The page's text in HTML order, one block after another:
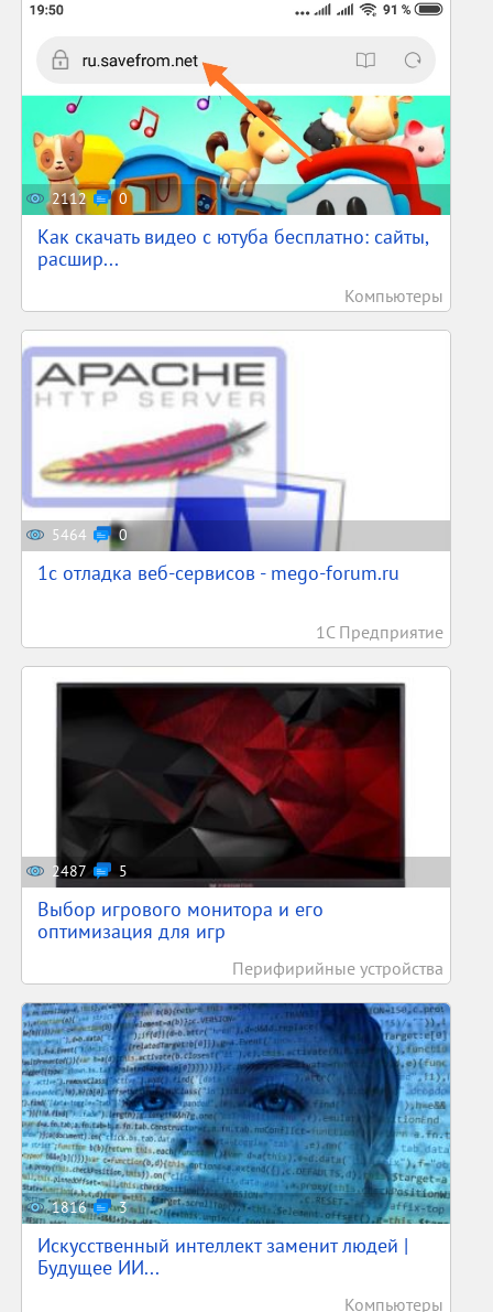
2112 0
Как скачать видео с ютуба бесплатно: сайты,
расшир...
Компьютеры
5464 0
1c отладка веб-сервисов - mego-forum.ru
1С Предприятие
2487 5
Выбор игрового монитора и его
оптимизация для игр
Перифирийные устройства
1816 3
Искусственный интеллект заменит людей |
Будущее ИИ...
Компьютеры